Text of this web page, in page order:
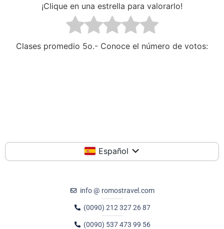
¡Clique en una estrella para valorarlo!
Clases promedio 5o.- Conoce el número de votos:
Español
info @ romostravel.com
(0090) 212 327 26 87
(0090) 537 473 99 56